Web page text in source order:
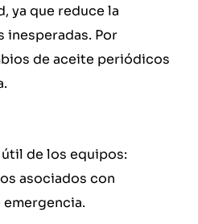
ya que reduce la
inesperadas. Por
de aceite periódicos
de los equipos:
asociados con